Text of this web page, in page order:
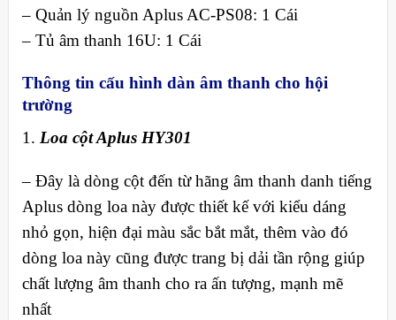
– Quản lý nguồn Aplus AC-PS08: 1 Cái
– Tủ âm thanh 16U: 1 Cái
Thông tin cấu hình dàn âm thanh cho hội
trường
1. Loa cột Aplus HY301
– Đây là dòng cột đến từ hãng âm thanh danh tiếng
Aplus dòng loa này được thiết kế với kiểu dáng
nhỏ gọn, hiện đại màu sắc bắt mắt, thêm vào đó
dòng loa này cũng được trang bị dải tần rộng giúp
chất lượng âm thanh cho ra ấn tượng, mạnh mẽ
nhất